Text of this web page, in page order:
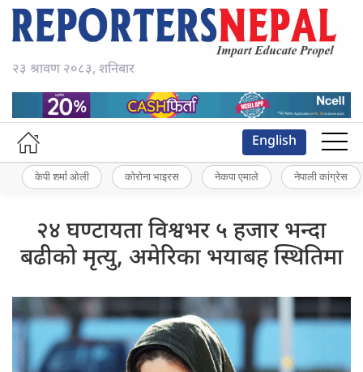
२३ श्रावण २०८३, शनिबार
English
केपी शर्मा ओली कोरोना भाइरस नेकपा एमाले नेपाली कांग्रेस
२४ घण्टायता विश्वभर ५ हजार भन्दा
बढीको मृत्यु, अमेरिका भयाबह स्थितिमा